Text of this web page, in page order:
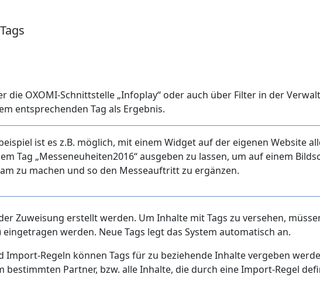
Tags
die OXOMI-Schnittstelle „Infoplay“ oder auch über Filter in der
entsprechenden Tag als Ergebnis.
ist es z.B. möglich, mit einem Widget auf der eigenen Website
Tag „Messeneuheiten2016“ ausgeben zu lassen, um auf einem
zu machen und so den Messeauftritt zu ergänzen.
Zuweisung erstellt werden. Um Inhalte mit Tags zu versehen,
werden. Neue Tags legt das System automatisch an.
Regeln können Tags für zu beziehende Inhalte vergeben
bestimmten Partner, bzw. alle Inhalte, die durch eine Import-Regel